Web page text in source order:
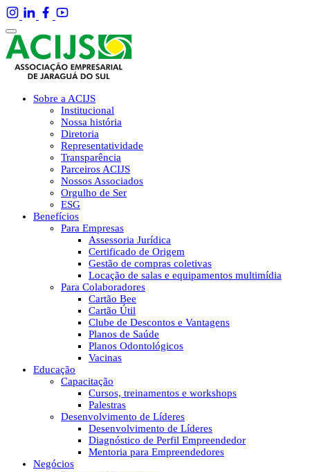
Sobre a ACIJS
Institucional
Nossa história
Diretoria
Representatividade
Transparência
Parceiros ACIJS
Nossos Associados
Orgulho de Ser
ESG
Benefícios
Para Empresas
Assessoria Jurídica
Certificado de Origem
Gestão de compras coletivas
Locação de salas e equipamentos multimídia
Para Colaboradores
Cartão Bee
Cartão Útil
Clube de Descontos e Vantagens
Planos de Saúde
Planos Odontológicos
Vacinas
Educação
Capacitação
Cursos, treinamentos e workshops
Palestras
Desenvolvimento de Líderes
Desenvolvimento de Líderes
Diagnóstico de Perfil Empreendedor
Mentoria para Empreendedores
Negócios